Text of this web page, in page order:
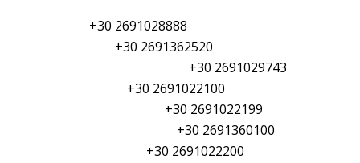
+30 2691028888
+30 2691362520
+30 2691029743
+30 2691022100
+30 2691022199
+30 2691360100
+30 2691022200